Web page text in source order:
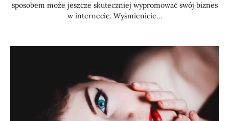
sposobem może jeszcze skuteczniej wypromować swój biznes
w internecie. Wyśmienicie…